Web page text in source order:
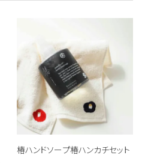
椿ハンドソープ椿ハンカチセット